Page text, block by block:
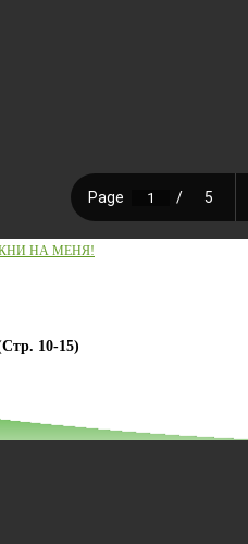
НА МЕНЯ!
10-15)